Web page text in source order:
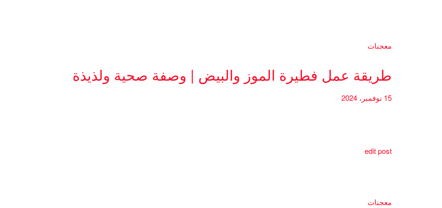
معجنات
طريقة عمل فطيرة الموز والبيض | وصفة صحية ولذيذة
15 نوفمبر، 2024
edit post
معجنات